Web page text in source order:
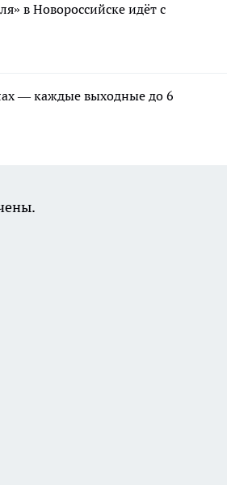
в Новороссийске идёт с
— каждые выходные до 6